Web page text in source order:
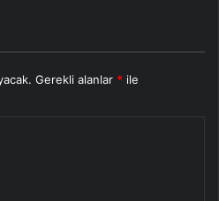
Gerekli alanlar * ile